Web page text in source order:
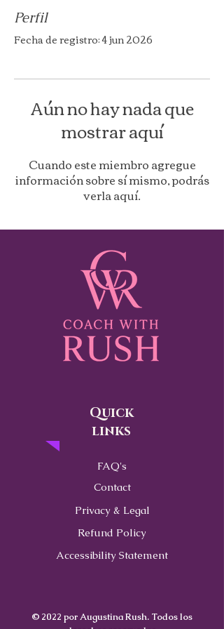
Perfil
Fecha de registro: 4 jun 2026
Aún no hay nada que
mostrar aquí
Cuando este miembro agregue
información sobre sí mismo, podrás
verla aquí.
Quick
links
FAQ's
Contact
Privacy & Legal
Refund Policy
Accessibility Statement
© 2022 por Augustina Rush. Todos los